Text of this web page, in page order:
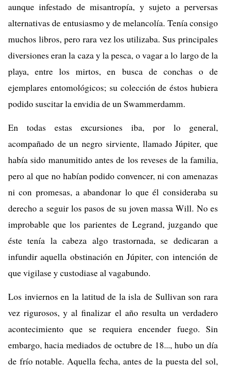
aunque infestado de misantropía, y sujeto a perversas
alternativas de entusiasmo y de melancolía. Tenía consigo
muchos libros, pero rara vez los utilizaba. Sus principales
diversiones eran la caza y la pesca, o vagar a lo largo de la
playa, entre los mirtos, en busca de conchas o de
ejemplares entomológicos; su colección de éstos hubiera
podido suscitar la envidia de un Swammerdamm.
En todas estas excursiones iba, por lo general,
acompañado de un negro sirviente, llamado Júpiter, que
había sido manumitido antes de los reveses de la familia,
pero al que no habían podido convencer, ni con amenazas
ni con promesas, a abandonar lo que él consideraba su
derecho a seguir los pasos de su joven massa Will. No es
improbable que los parientes de Legrand, juzgando que
éste tenía la cabeza algo trastornada, se dedicaran a
infundir aquella obstinación en Júpiter, con intención de
que vigilase y custodiase al vagabundo.
Los inviernos en la latitud de la isla de Sullivan son rara
vez rigurosos, y al finalizar el año resulta un verdadero
acontecimiento que se requiera encender fuego. Sin
embargo, hacia mediados de octubre de 18..., hubo un día
de frío notable. Aquella fecha, antes de la puesta del sol,